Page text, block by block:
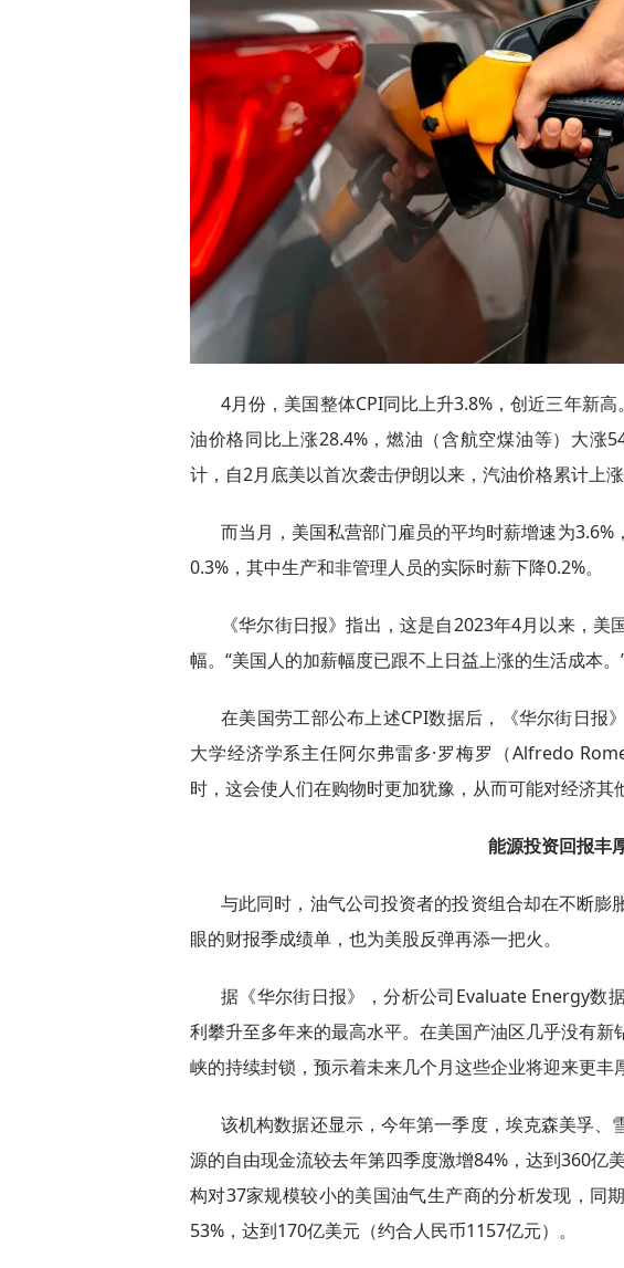
4月份，美国整体CPI同比上升3.8%，创近三年新
油价格同比上涨28.4%‌，燃油（含航空煤油等）大涨
计，自2月底美以首次袭击伊朗以来，汽油价格累计上涨
而当月，美国私营部门雇员的平均时薪增速为
0.3%，其中生产和非管理人员的实际时薪下降0.2%。
《华尔街日报》指出，这是自2023年4月以来，
幅。‌‌“美国人的加薪幅度已跟不上日益上涨的生活成本。
在美国劳工部公布上述CPI数据后，《华尔街日报
大学经济学系主任阿尔弗雷多·罗梅罗（Alfredo
时，这会使人们在购物时更加犹豫，从而可能对经济其
能源投资回报丰
与此同时，油气公司投资者的投资组合却在不断膨
眼的财报季成绩单，也为美股反弹再添一把火。
据《华尔街日报》，分析公司Evaluate Energy数
利攀升至多年来的最高水平。在美国产油区几乎没有
峡的持续封锁，预示着未来几个月这些企业将迎来更丰
该机构数据还显示，今年第一季度，埃克森美孚、
源的自由现金流较去年第四季度激增84%，达到360亿
构对37家规模较小的美国油气生产商的分析发现，同
53%，达到170亿美元（约合人民币1157亿元）。